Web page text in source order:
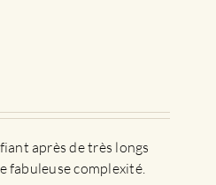
après de très longs
fabuleuse complexité.